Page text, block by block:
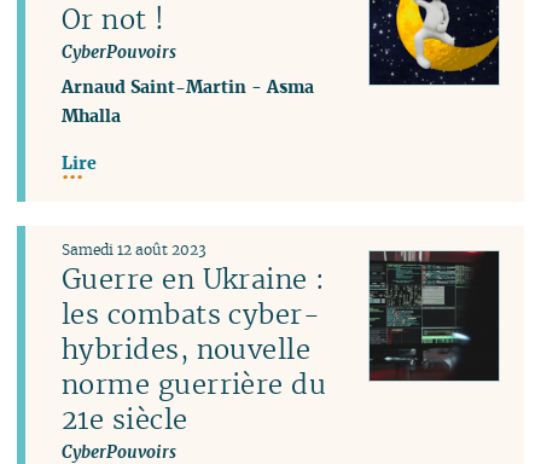
Or not !
CyberPouvoirs
Arnaud Saint-Martin -Asma
Mhalla
Lire
Guerre en Ukraine :
les combats cyber-
hybrides, nouvelle
norme guerrière du
21e siècle
CyberPouvoirs
Samedi 12 août 2023